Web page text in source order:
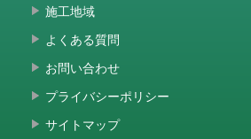
施工地域
よくある質問
お問い合わせ
プライバシーポリシー
サイトマップ